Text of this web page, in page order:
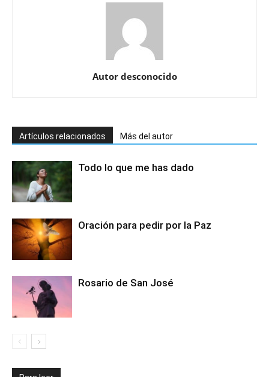
Autor desconocido
Artículos relacionados Más del autor
Todo lo que me has dado
Oración para pedir por la Paz
Rosario de San José